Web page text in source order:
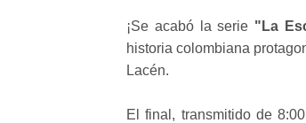
¡Se acabó la serie "La
historia colombiana
Lacén.
El final, transmitido de